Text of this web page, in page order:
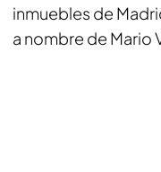
inmuebles de
a nombre de Mario